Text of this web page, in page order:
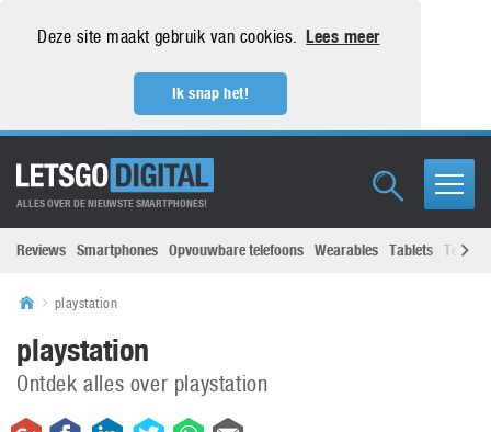
Deze site maakt gebruik van cookies. Lees meer
Ik snap het!
ALLES OVER DE NIEUWSTE SMARTPHONES!
Reviews Smartphones Opvouwbare telefoons Wearables Tablets
playstation
playstation
Ontdek alles over playstation